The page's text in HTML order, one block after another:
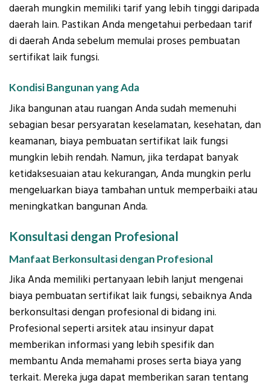
daerah mungkin memiliki tarif yang lebih tinggi daripada
daerah lain. Pastikan Anda mengetahui perbedaan tarif
di daerah Anda sebelum memulai proses pembuatan
sertifikat laik fungsi.
Kondisi Bangunan yang Ada
Jika bangunan atau ruangan Anda sudah memenuhi
sebagian besar persyaratan keselamatan, kesehatan, dan
keamanan, biaya pembuatan sertifikat laik fungsi
mungkin lebih rendah. Namun, jika terdapat banyak
ketidaksesuaian atau kekurangan, Anda mungkin perlu
mengeluarkan biaya tambahan untuk memperbaiki atau
meningkatkan bangunan Anda.
Konsultasi dengan Profesional
Manfaat Berkonsultasi dengan Profesional
Jika Anda memiliki pertanyaan lebih lanjut mengenai
biaya pembuatan sertifikat laik fungsi, sebaiknya Anda
berkonsultasi dengan profesional di bidang ini.
Profesional seperti arsitek atau insinyur dapat
memberikan informasi yang lebih spesifik dan
membantu Anda memahami proses serta biaya yang
terkait. Mereka juga dapat memberikan saran tentang